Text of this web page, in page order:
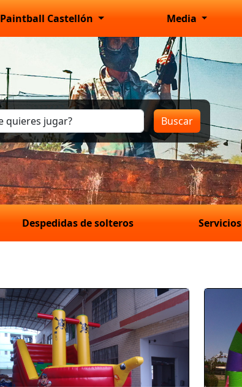
Paintball Castellón Media
Buscar
Despedidas de solteros Servicios